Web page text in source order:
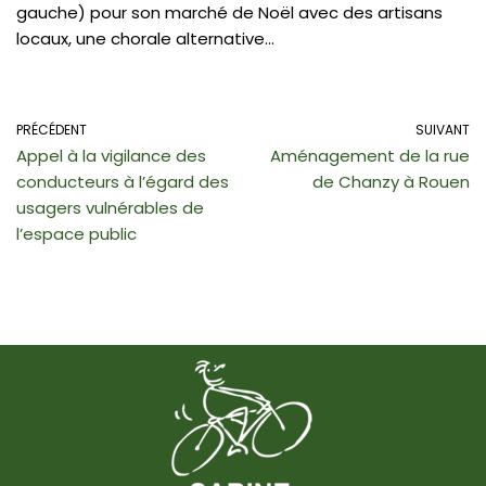
gauche) pour son marché de Noël avec des artisans
locaux, une chorale alternative…
PRÉCÉDENT
Appel à la vigilance des
conducteurs à l’égard des
usagers vulnérables de
l’espace public
SUIVANT
Aménagement de la rue
de Chanzy à Rouen